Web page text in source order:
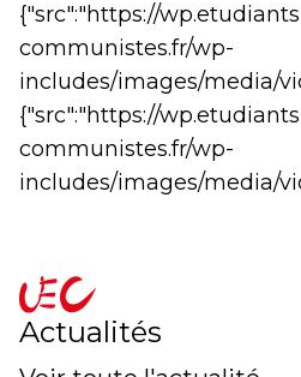
{"src":"https://
communistes.fr/wp-
includes/images/media/
{"src":"https://
communistes.fr/wp-
includes/images/media/
accueil
Actualités